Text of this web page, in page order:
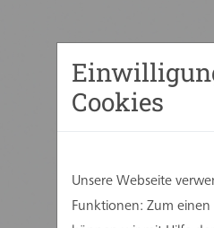
Cookies
Unsere Webseite
Funktionen: Zum